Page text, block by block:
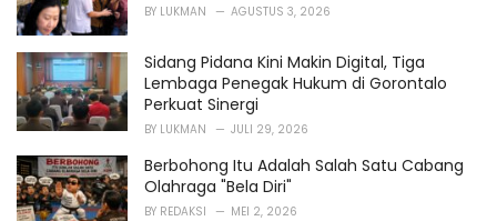
BY LUKMAN AGUSTUS 3, 2026
Sidang Pidana Kini Makin Digital, Tiga
Lembaga Penegak Hukum di Gorontalo
Perkuat Sinergi
BY LUKMAN JULI 29, 2026
Berbohong Itu Adalah Salah Satu Cabang
Olahraga "Bela Diri"
BY REDAKSI MEI 2, 2026